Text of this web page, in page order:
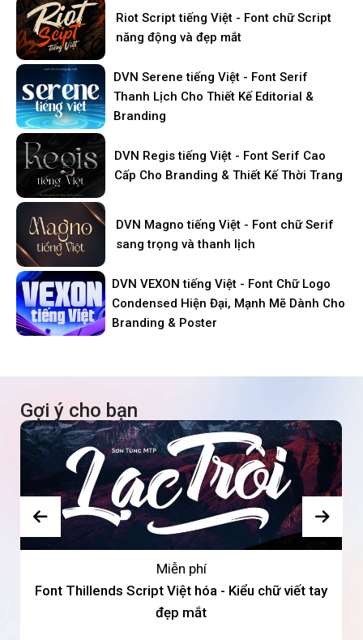
Riot Script tiếng Việt - Font chữ Script
năng động và đẹp mắt
DVN Serene tiếng Việt - Font Serif
Thanh Lịch Cho Thiết Kế Editorial &
Branding
DVN Regis tiếng Việt - Font Serif Cao
Cấp Cho Branding & Thiết Kế Thời Trang
DVN Magno tiếng Việt - Font chữ Serif
sang trọng và thanh lịch
DVN VEXON tiếng Việt - Font Chữ Logo
Condensed Hiện Đại, Mạnh Mẽ Dành Cho
Branding & Poster
Gợi ý cho bạn
Miễn phí
Font Thillends Script Việt hóa - Kiểu chữ viết tay
đẹp mắt